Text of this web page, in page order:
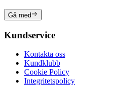
Gå med
Kundservice
Kontakta oss
Kundklubb
Cookie Policy
Integritetspolicy